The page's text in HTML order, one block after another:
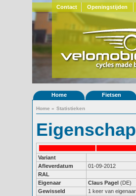
Contact Openingstijden
Home Fietsen
Home » Statistieken
Variant
Afleverdatum
01-09-2012
RAL
Eigenaar
Claus Pagel (DE)
Gewisseld
1 keer van eigenaar